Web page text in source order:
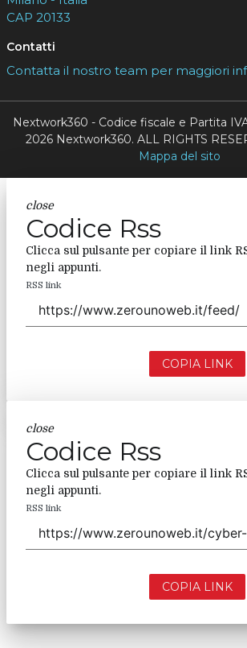
CAP 20133
Contatti
Contatta il nostro team per maggiori
Nextwork360 - Codice fiscale e Partita
2026 Nextwork360. ALL RIGHTS
Mappa del sito
close
Codice Rss
Clicca sul pulsante per copiare il link
negli appunti.
RSS link
COPIA LINK
close
Codice Rss
Clicca sul pulsante per copiare il link
negli appunti.
RSS link
COPIA LINK